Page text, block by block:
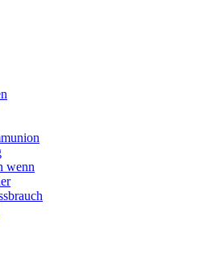
wenn